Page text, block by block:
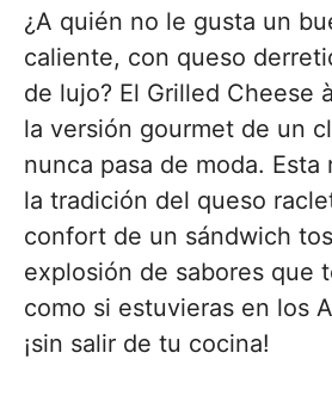
¿A quién no le gusta un
caliente, con queso
de lujo? El Grilled Cheese
la versión gourmet de un
nunca pasa de moda. Esta
la tradición del queso
confort de un sándwich
explosión de sabores que
como si estuvieras en los
¡sin salir de tu cocina!